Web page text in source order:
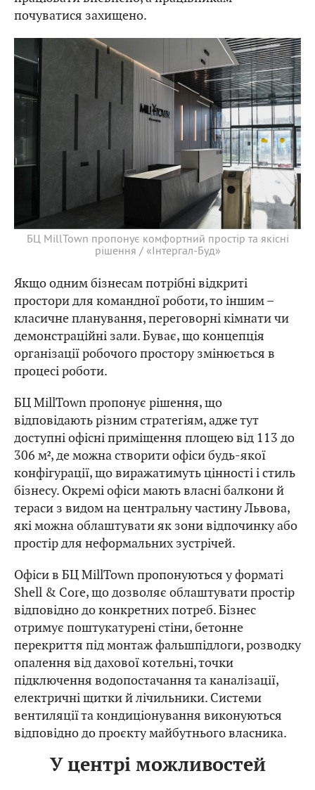
почуватися захищено.
БЦ MillTown пропонує комфортний простір та якісні
рішення / «Інтергал-Буд»
Якщо одним бізнесам потрібні відкриті
простори для командної роботи, то іншим –
класичне планування, переговорні кімнати чи
демонстраційні зали. Буває, що концепція
організації робочого простору змінюється в
процесі роботи.
БЦ MillTown пропонує рішення, що
відповідають різним стратегіям, адже тут
доступні офісні приміщення площею від 113 до
306 м², де можна створити офіси будь-якої
конфігурації, що виражатимуть цінності і стиль
бізнесу. Окремі офіси мають власні балкони й
тераси з видом на центральну частину Львова,
які можна облаштувати як зони відпочинку або
простір для неформальних зустрічей.
Офіси в БЦ MillTown пропонуються у форматі
Shell & Core, що дозволяє облаштувати простір
відповідно до конкретних потреб. Бізнес
отримує поштукатурені стіни, бетонне
перекриття під монтаж фальшпідлоги, розводку
опалення від дахової котельні, точки
підключення водопостачання та каналізації,
електричні щитки й лічильники. Системи
вентиляції та кондиціонування виконуються
відповідно до проєкту майбутнього власника.
У центрі можливостей